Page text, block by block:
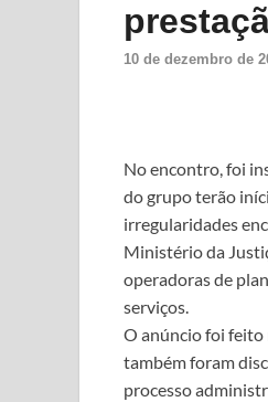
10 de dezembro de
No encontro, foi
do grupo terão
irregularidades
Ministério da
operadoras de
serviços.
O anúncio foi feito
também foram
processo